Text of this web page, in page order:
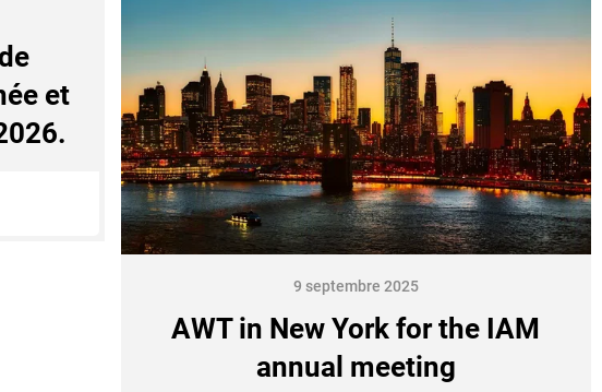
et
AWT in New York for the IAM
annual meeting
9 septembre 2025